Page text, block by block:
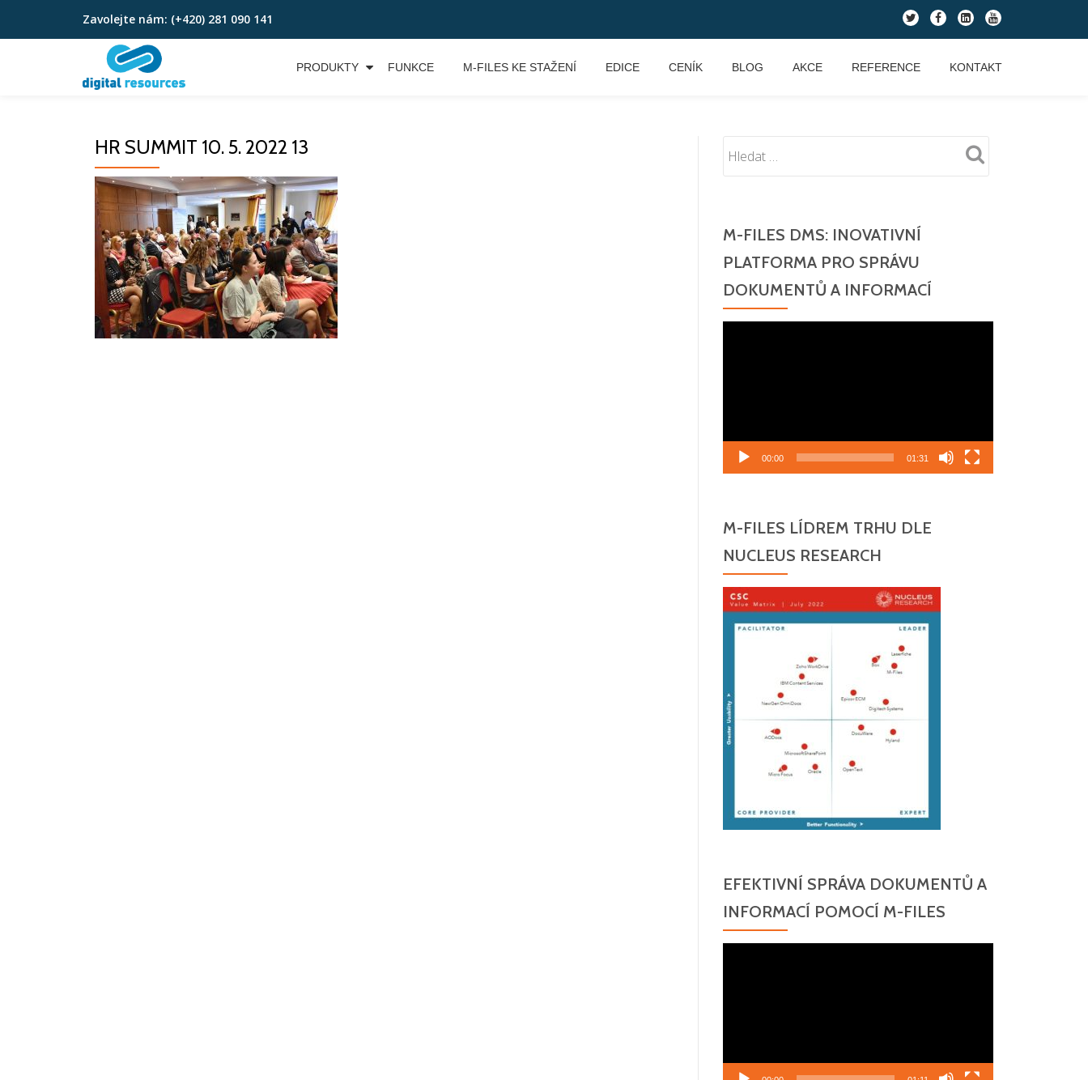
Přeskočit
Zavolejte nám: (+420) 281 090 141
fa-
twitter
fa-
facebook
fa-
linkedin-
square
fa-
youtube
PRODUKTY FUNKCE M-FILES KE STAŽENÍ EDICE CENÍK BLOG AKCE REFERENCE KONTAKT
HR SUMMIT 10. 5. 2022 13
M-FILES DMS: INOVATIVNÍ
PLATFORMA PRO SPRÁVU
DOKUMENTŮ A INFORMACÍ
00:00 01:31
M-FILES LÍDREM TRHU DLE
NUCLEUS RESEARCH
EFEKTIVNÍ SPRÁVA DOKUMENTŮ A
INFORMACÍ POMOCÍ M-FILES